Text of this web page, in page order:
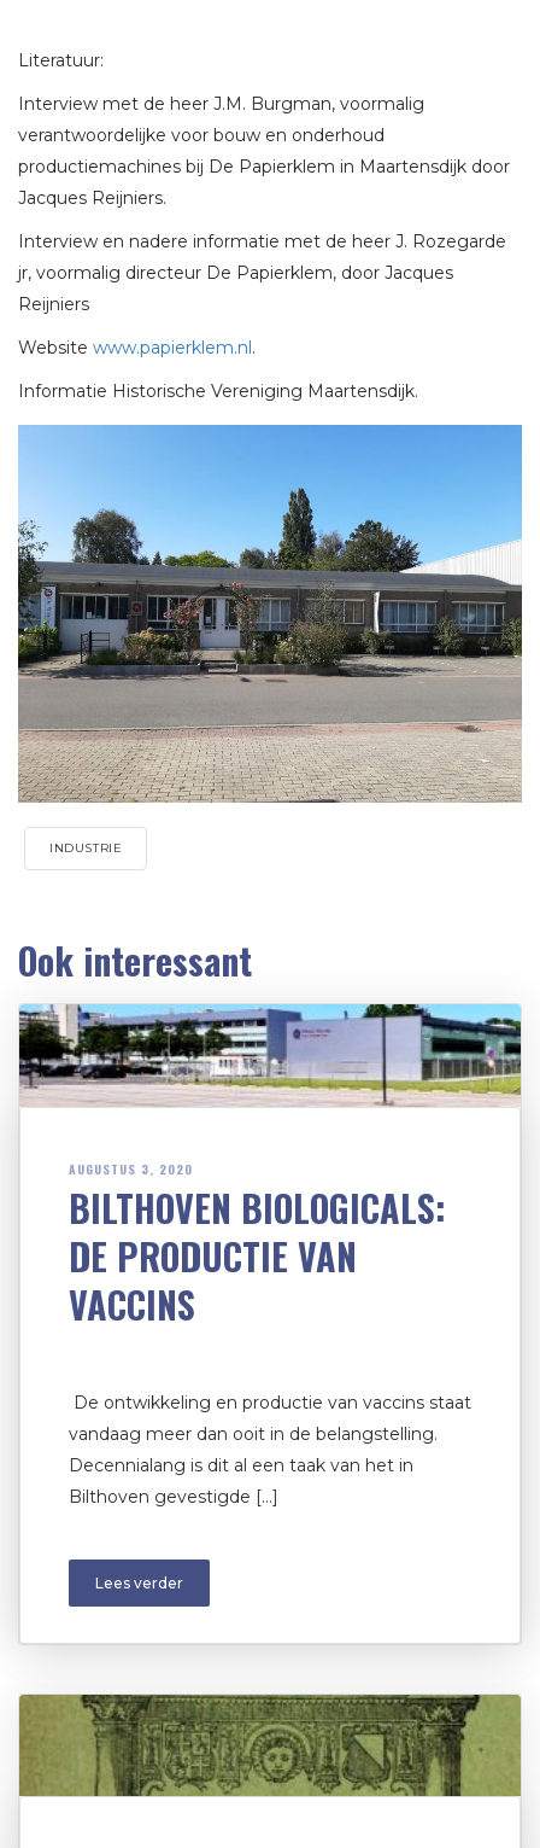
Literatuur:
Interview met de heer J.M. Burgman, voormalig
verantwoordelijke voor bouw en onderhoud
productiemachines bij De Papierklem in Maartensdijk door
Jacques Reijniers.
Interview en nadere informatie met de heer J. Rozegarde
jr, voormalig directeur De Papierklem, door Jacques
Reijniers
Website www.papierklem.nl.
Informatie Historische Vereniging Maartensdijk.
INDUSTRIE
Ook interessant
AUGUSTUS 3, 2020
BILTHOVEN BIOLOGICALS:
DE PRODUCTIE VAN
VACCINS
De ontwikkeling en productie van vaccins staat
vandaag meer dan ooit in de belangstelling.
Decennialang is dit al een taak van het in
Bilthoven gevestigde […]
Lees verder